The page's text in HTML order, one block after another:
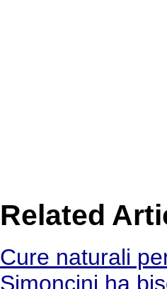
Related
Cure naturali
Simoncini ha